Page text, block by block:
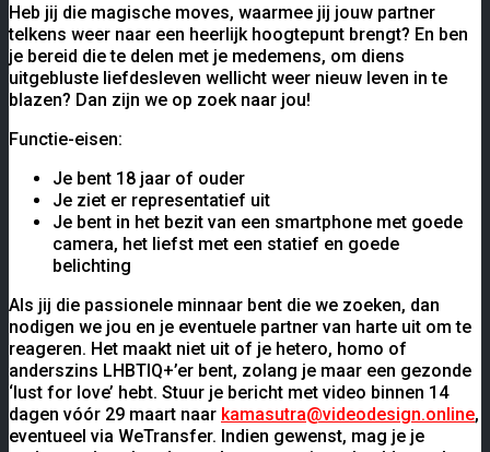
Heb jij die magische moves, waarmee jij jouw partner
telkens weer naar een heerlijk hoogtepunt brengt? En ben
je bereid die te delen met je medemens, om diens
uitgebluste liefdesleven wellicht weer nieuw leven in te
blazen? Dan zijn we op zoek naar jou!
Functie-eisen:
Je bent 18 jaar of ouder
Je ziet er representatief uit
Je bent in het bezit van een smartphone met goede
camera, het liefst met een statief en goede
belichting
Als jij die passionele minnaar bent die we zoeken, dan
nodigen we jou en je eventuele partner van harte uit om te
reageren. Het maakt niet uit of je hetero, homo of
anderszins LHBTIQ+’er bent, zolang je maar een gezonde
‘lust for love’ hebt. Stuur je bericht met video binnen 14
dagen vóór 29 maart naar kamasutra@videodesign.online,
eventueel via WeTransfer. Indien gewenst, mag je je